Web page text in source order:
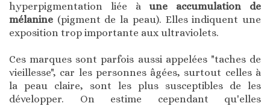
hyperpigmentation liée àune accumulation de
mélanine (pigment de la peau). Elles indiquent une
exposition trop importante aux ultraviolets.
Ces marques sont parfois aussi appelées "taches de
vieillesse", car les personnes âgées, surtout celles à
la peau claire, sont les plus susceptibles de les
développer. On estime cependant qu'elles